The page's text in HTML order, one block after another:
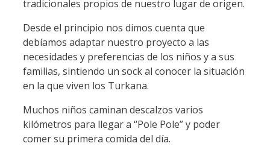
tradicionales propios de nuestro lugar de origen.
Desde el principio nos dimos cuenta que
debíamos adaptar nuestro proyecto a las
necesidades y preferencias de los niños y a sus
familias, sintiendo un sock al conocer la situación
en la que viven los Turkana.
Muchos niños caminan descalzos varios
kilómetros para llegar a “Pole Pole” y poder
comer su primera comida del día.